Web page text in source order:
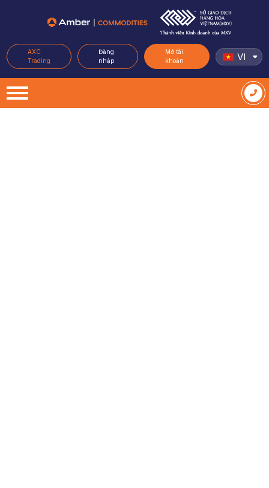
AXC
Trading
Đăng
nhập
Mở tài
khoản
VI